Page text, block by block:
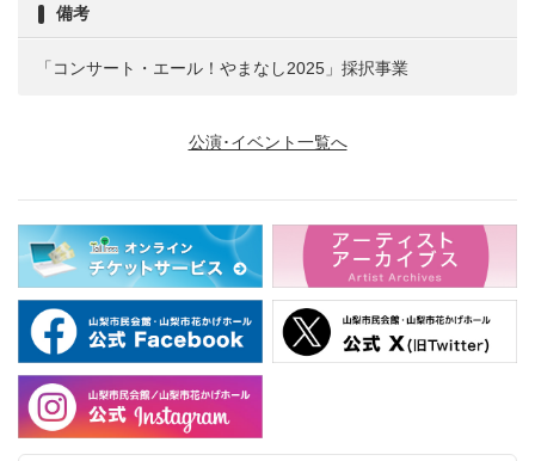
備考
「コンサート・エール！やまなし2025」採択事業
公演･イベント一覧へ